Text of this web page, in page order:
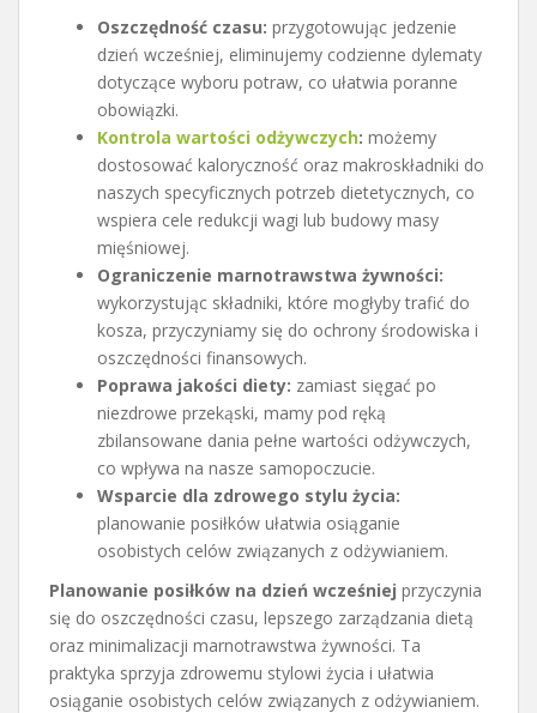
Oszczędność czasu: przygotowując jedzenie
dzień wcześniej, eliminujemy codzienne dylematy
dotyczące wyboru potraw, co ułatwia poranne
obowiązki.
Kontrola wartości odżywczych: możemy
dostosować kaloryczność oraz makroskładniki do
naszych specyficznych potrzeb dietetycznych, co
wspiera cele redukcji wagi lub budowy masy
mięśniowej.
Ograniczenie marnotrawstwa żywności:
wykorzystując składniki, które mogłyby trafić do
kosza, przyczyniamy się do ochrony środowiska i
oszczędności finansowych.
Poprawa jakości diety: zamiast sięgać po
niezdrowe przekąski, mamy pod ręką
zbilansowane dania pełne wartości odżywczych,
co wpływa na nasze samopoczucie.
Wsparcie dla zdrowego stylu życia:
planowanie posiłków ułatwia osiąganie
osobistych celów związanych z odżywianiem.
Planowanie posiłków na dzień wcześniej przyczynia
się do oszczędności czasu, lepszego zarządzania dietą
oraz minimalizacji marnotrawstwa żywności. Ta
praktyka sprzyja zdrowemu stylowi życia i ułatwia
osiąganie osobistych celów związanych z odżywianiem.